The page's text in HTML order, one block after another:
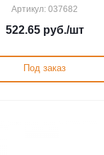
Артикул: 037682
522.65руб./шт
Под заказ